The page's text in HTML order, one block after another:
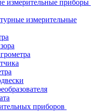
измерительные приборы
измерительные
приборов